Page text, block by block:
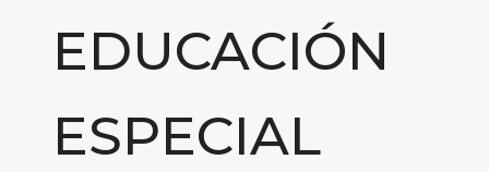
EDUCACIÓN
ESPECIAL